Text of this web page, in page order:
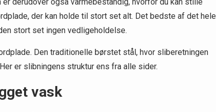
der kan holde til stort set alt. Det bedste af det hele
stort set ingen vedligeholdelse.
Den traditionelle børstet stål, hvor sliberetningen
er slibningens struktur ens fra alle sider.
vask